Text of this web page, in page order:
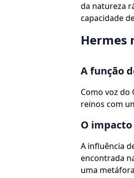
da natureza
capacidade
Hermes
A função
Como voz
reinos com
O
A influência
encontrada
uma